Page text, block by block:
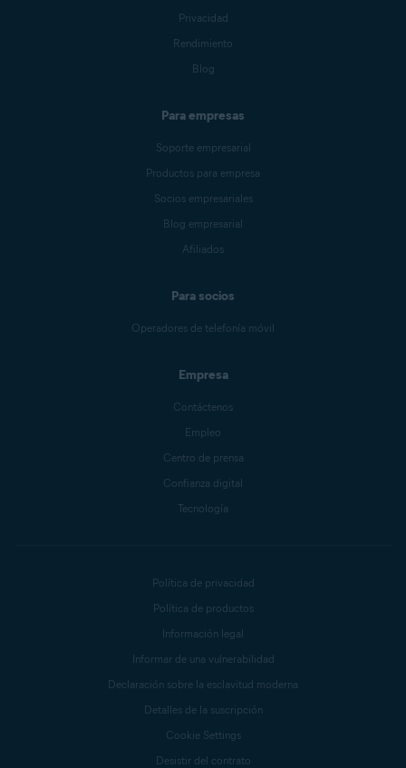
Privacidad
Rendimiento
Blog
Para empresas
Soporte empresarial
Productos para empresa
Socios empresariales
Blog empresarial
Afiliados
Para socios
Operadores de telefonía móvil
Empresa
Contáctenos
Empleo
Centro de prensa
Confianza digital
Tecnología
Política de privacidad
Política de productos
Información legal
Informar de una vulnerabilidad
Declaración sobre la esclavitud moderna
Detalles de la suscripción
Cookie Settings
Desistir del contrato